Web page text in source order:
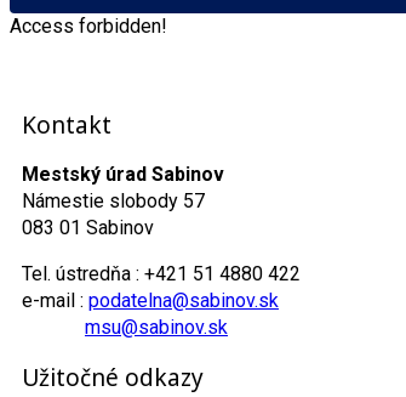
Access forbidden!
Kontakt
Mestský úrad Sabinov
Námestie slobody 57
083 01 Sabinov
Tel. ústredňa : +421 51 4880 422
e-mail : podatelna@sabinov.sk
msu@sabinov.sk
Užitočné odkazy